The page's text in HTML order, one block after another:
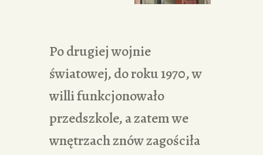
Po drugiej wojnie
światowej, do roku 1970, w
willi funkcjonowało
przedszkole, a zatem we
wnętrzach znów zagościła